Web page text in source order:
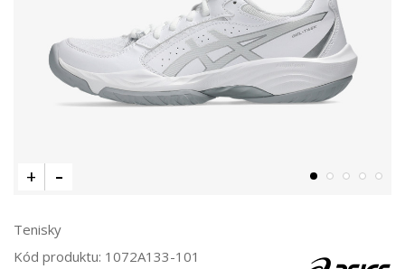
Tenisky
Kód produktu: 1072A133-101